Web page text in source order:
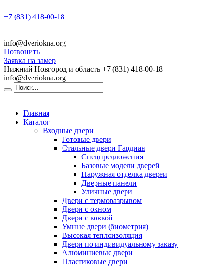
+7 (831) 418-00-18
info@dveriokna.org
Позвонить
Заявка на замер
Нижний Новгород и область +7 (831) 418-00-18
info@dveriokna.org
Главная
Каталог
Входные двери
Готовые двери
Стальные двери Гардиан
Спецпредложения
Базовые модели дверей
Наружная отделка дверей
Дверные панели
Уличные двери
Двери с терморазрывом
Двери с окном
Двери с ковкой
Умные двери (биометрия)
Высокая теплоизоляция
Двери по индивидуальному заказу
Алюминиевые двери
Пластиковые двери